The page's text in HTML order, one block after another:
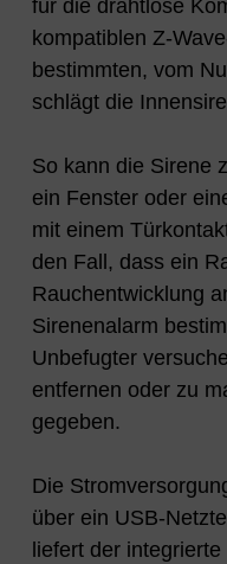
für die drahtlose
kompatiblen Z-
bestimmten, vom
schlägt die
So kann die Sirene
ein Fenster oder
mit einem
den Fall, dass ein
Rauchentwicklung
Sirenenalarm
Unbefugter
entfernen oder zu
gegeben.
Die
über ein USB-
liefert der